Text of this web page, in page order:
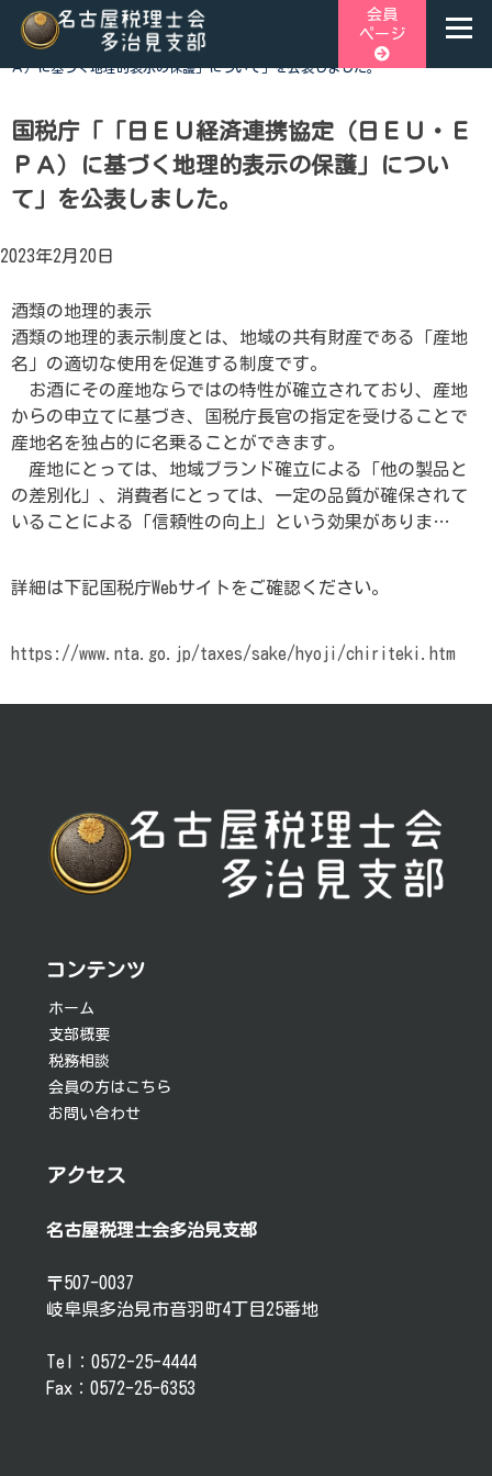
Skip
content
市と可児郡御嵩町の4市1町が所属する税理士会です。地域の皆
様に寄り添う税務の専門家として、税務支援や研修会、租税教
育などを行っております。税の無料相談会も実施しておりま
す。お気軽にご連絡ください。
会員
ページ
ホーム> 税関連トピックス>国税庁「「日ＥＵ経済連携協定（日ＥＵ・ＥＰ
Ａ）に基づく地理的表示の保護」について」を公表しました。
国税庁「「日ＥＵ経済連携協定（日ＥＵ・Ｅ
ＰＡ）に基づく地理的表示の保護」につい
て」を公表しました。
2023年2月20日
酒類の地理的表示
酒類の地理的表示制度とは、地域の共有財産である「産地
名」の適切な使用を促進する制度です。
お酒にその産地ならではの特性が確立されており、産地
からの申立てに基づき、国税庁長官の指定を受けることで
産地名を独占的に名乗ることができます。
産地にとっては、地域ブランド確立による「他の製品と
の差別化」、消費者にとっては、一定の品質が確保されて
いることによる「信頼性の向上」という効果がありま…
詳細は下記国税庁Webサイトをご確認ください。
https://www.nta.go.jp/taxes/sake/hyoji/chiriteki.htm
コンテンツ
ホーム
支部概要
税務相談
会員の方はこちら
お問い合わせ
アクセス
名古屋税理士会多治見支部
〒507-0037
岐阜県多治見市音羽町4丁目25番地
Tel：0572-25-4444
Fax：0572-25-6353